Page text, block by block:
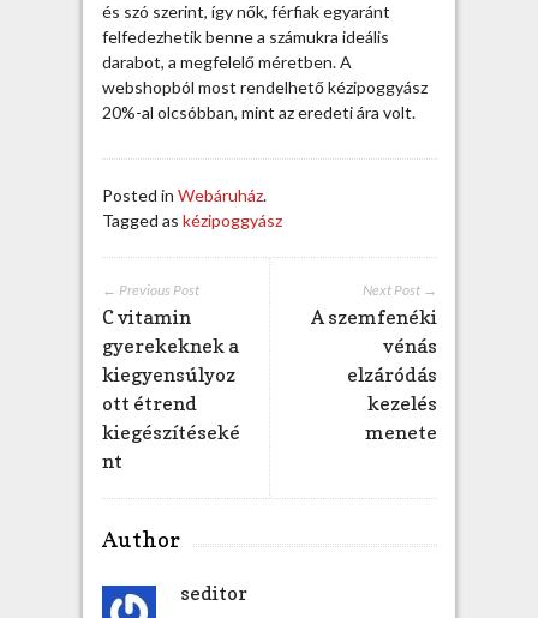
e
j
e
g
y
é
s
z
és szó szerint, így nők, férfiak egyaránt
felfedezhetik benne a számukra ideális
darabot, a megfelelő méretben. A
webshopból most rendelhető kézipoggyász
20%-al olcsóbban, mint az eredeti ára volt.
Posted in Webáruház.
Tagged as kézipoggyász
Next Post →
A szemfenéki
vénás
elzáródás
kezelés
menete
← Previous Post
C vitamin
gyerekeknek a
kiegyensúlyoz
ott étrend
kiegészítéseké
nt
Author
seditor